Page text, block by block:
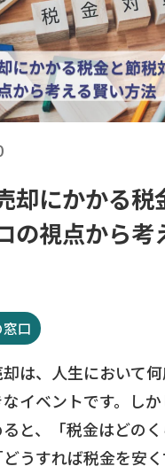
却にかかる税
の視点から考
口
は、人生において
イベントです。し
と、「税金はどの
うすれば税金を安